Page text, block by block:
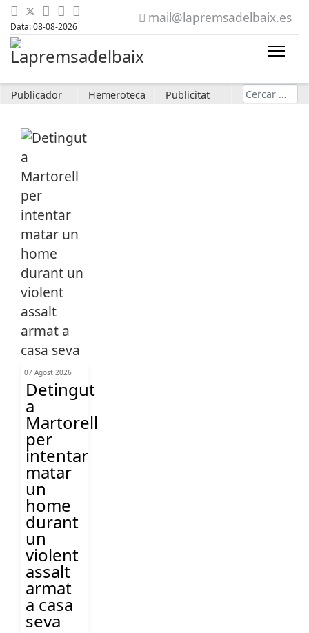
Data: 08-08-2026
mail@lapremsadelbaix.es
Publicador Hemeroteca Publicitat Cerca
07 Agost 2026
Detingut
a
Martorell
per
intentar
matar
un
home
durant
un
violent
assalt
armat
a casa
seva